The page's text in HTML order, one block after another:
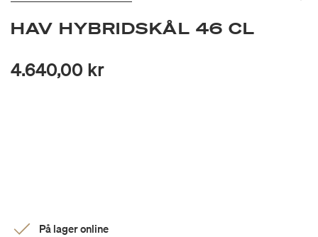
HAV HYBRIDSKÅL 46 CL
4.640,00 kr
På lager online